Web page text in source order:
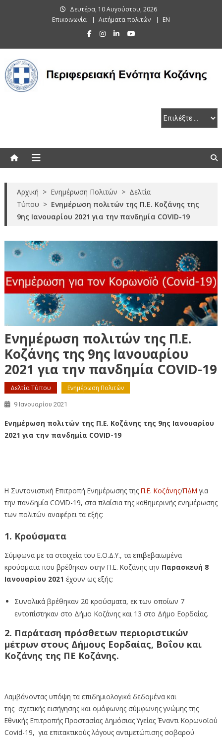
Δευτέρα, 10 Αυγούστου, 2026
Επικοινωνία
Αιτήματα πολιτών EN
Αρχική > Ενημέρωση Πολιτών > Δελτία
Τύπου > Ενημέρωση πολιτών της Π.Ε. Κοζάνης της
9ης Ιανουαρίου 2021 για την πανδημία COVID-19
Ενημέρωση πολιτών της Π.Ε.
Κοζάνης της 9ης Ιανουαρίου
2021 για την πανδημία COVID-19
Δελτία Τύπου Ενημέρωση Πολιτών
9 Ιανουαρίου 2021
Ενημέρωση πολιτών της Π.Ε. Κοζάνης της 9ης Ιανουαρίου
2021 για την πανδημία COVID-19
Η Συντονιστική Επιτροπή Ενημέρωσης της Π.Ε. Κοζάνης/ΠΔΜ για
την πανδημία COVID-19, στα πλαίσια της καθημερινής ενημέρωσης
των πολιτών αναφέρει τα εξής:
1. Κρούσματα
Σύμφωνα με τα στοιχεία του Ε.Ο.Δ.Υ., τα επιβεβαιωμένα
κρούσματα που βρέθηκαν στην Π.Ε. Κοζάνης την Παρασκευή 8
Ιανουαρίου 2021 έχουν ως εξής:
Συνολικά βρέθηκαν 20 κρούσματα, εκ των οποίων 7
εντοπίστηκαν στο Δήμο Κοζάνης και 13 στο Δήμο Εορδαίας.
2. Παράταση πρόσθετων περιοριστικών
μέτρων στους Δήμους Εορδαίας, Βοΐου και
Κοζάνης της ΠΕ Κοζάνης.
Λαμβάνοντας υπόψη τα επιδημιολογικά δεδομένα και
της σχετικής εισήγησης και ομόφωνης σύμφωνης γνώμης της
Εθνικής Επιτροπής Προστασίας Δημόσιας Υγείας Έναντι Κορωνοϊού
Covid-19, για επιτακτικούς λόγους αντιμετώπισης σοβαρού